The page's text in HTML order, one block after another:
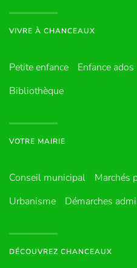
VIVRE À CHANCEAUX
Petite enfance Enfance ados
Bibliothèque
VOTRE MAIRIE
Conseil municipal Marchés
Urbanisme
Démarches
DÉCOUVREZ CHANCEAUX